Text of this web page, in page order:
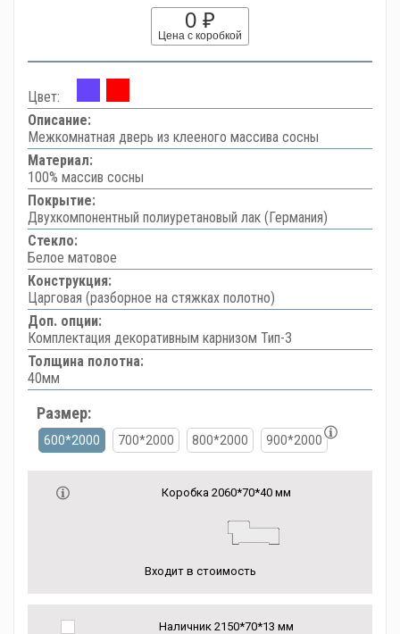
0 ₽
Цена с коробкой
Цвет:
Описание:
Межкомнатная дверь из клееного массива сосны
Материал:
100% массив сосны
Покрытие:
Двухкомпонентный полиуретановый лак (Германия)
Стекло:
Белое матовое
Конструкция:
Царговая (разборное на стяжках полотно)
Доп. опции:
Комплектация декоративным карнизом Тип-3
Толщина полотна:
40мм
Размер:
600*2000 700*2000 800*2000 900*2000
Коробка 2060*70*40 мм
Входит в стоимость
Наличник 2150*70*13 мм